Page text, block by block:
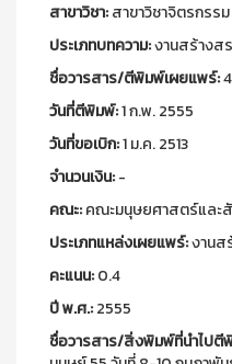
สาขาวิชา:สาขาวิชาจิตรกรรม
ประเภทบทความ:งานสร้างส
ชื่อวารสาร/ตีพิมพ์เผยแพร์:4
วันที่ตีพิมพ์:1 ก.พ. 2555
วันที่ขอเบิก:1 ม.ค. 2513
จำนวนเงิน:-
คณะ:คณะมนุษยศาสตร์และ
ประเภทแหล่งเผยแพร์:งานส
คะแนน:0.4
ปี พ.ศ.:2555
ชื่อวารสาร/สิ่งพิมพ์ที่นำไปตี